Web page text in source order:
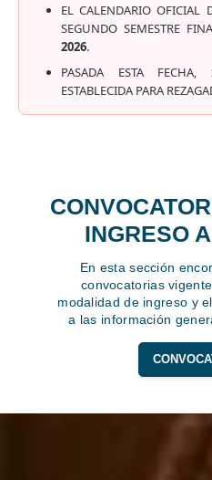
EL CALENDARIO OFICIAL
SEGUNDO SEMESTRE
2026.
PASADA ESTA
ESTABLECIDA PARA
INGRESO
En esta sección
convocatorias
modalidad de ingreso y
a las información